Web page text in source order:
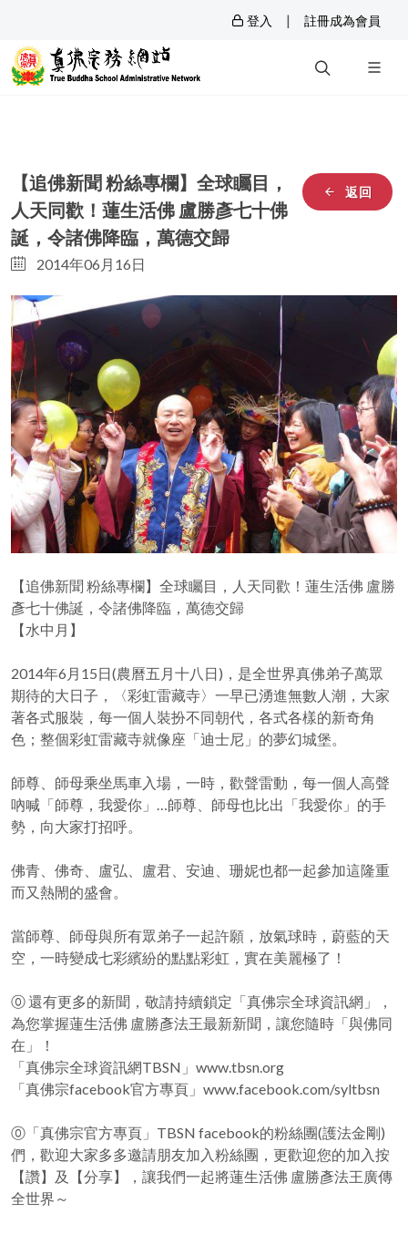
登入 | 註冊成為會員
返回
【追佛新聞 粉絲專欄】全球矚目，
人天同歡！蓮生活佛 盧勝彥七十佛
誕，令諸佛降臨，萬德交歸
2014年06月16日
【追佛新聞 粉絲專欄】全球矚目，人天同歡！蓮生活佛 盧勝
彥七十佛誕，令諸佛降臨，萬德交歸
【水中月】
2014年6月15日(農曆五月十八日)，是全世界真佛弟子萬眾
期待的大日子，〈彩虹雷藏寺〉一早已湧進無數人潮，大家
著各式服裝，每一個人裝扮不同朝代，各式各樣的新奇角
色；整個彩虹雷藏寺就像座「迪士尼」的夢幻城堡。
師尊、師母乘坐馬車入場，一時，歡聲雷動，每一個人高聲
吶喊「師尊，我愛你」…師尊、師母也比出「我愛你」的手
勢，向大家打招呼。
佛青、佛奇、盧弘、盧君、安迪、珊妮也都一起參加這隆重
而又熱閙的盛會。
當師尊、師母與所有眾弟子一起許願，放氣球時，蔚藍的天
空，一時變成七彩繽紛的點點彩虹，實在美麗極了！
⓪ 還有更多的新聞，敬請持續鎖定「真佛宗全球資訊網」，
為您掌握蓮生活佛 盧勝彥法王最新新聞，讓您隨時「與佛同
在」！
「真佛宗全球資訊網TBSN」www.tbsn.org
「真佛宗facebook官方專頁」www.facebook.com/syltbsn
⓪「真佛宗官方專頁」TBSN facebook的粉絲團(護法金剛)
們，歡迎大家多多邀請朋友加入粉絲團，更歡迎您的加入按
【讚】及【分享】，讓我們一起將蓮生活佛 盧勝彥法王廣傳
全世界～